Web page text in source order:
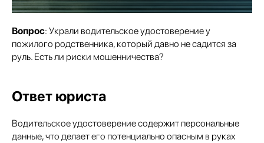
Вопрос: Украли водительское удостоверение у
пожилого родственника, который давно не садится за
руль. Есть ли риски мошенничества?
Ответ юриста
Водительское удостоверение содержит персональные
данные, что делает его потенциально опасным в руках